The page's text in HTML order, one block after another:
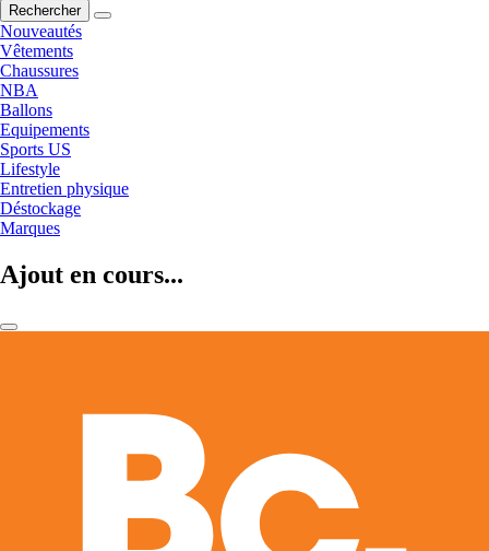
Rechercher
Nouveautés
Vêtements
Chaussures
NBA
Ballons
Equipements
Sports US
Lifestyle
Entretien physique
Déstockage
Marques
Ajout en cours...